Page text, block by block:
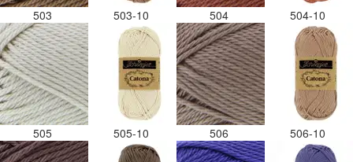
503 503-10 504 504-10
505 505-10 506 506-10